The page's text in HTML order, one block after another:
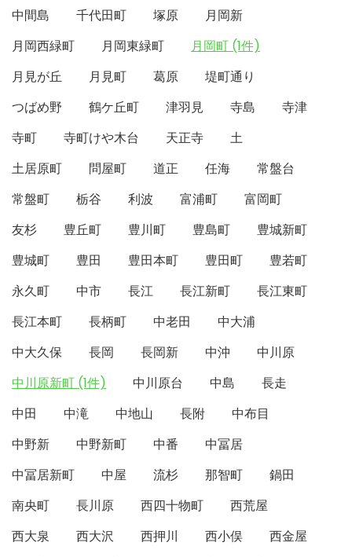
中間島
千代田町 塚原
月岡新
月岡西緑町
月岡東緑町
月岡町 (1件)
月見が丘
月見町 葛原
堤町通り
つばめ野
鶴ケ丘町 津羽見 寺島
寺津
寺町
寺町けや木台 天正寺
土
土居原町
問屋町 道正 任海
常盤台
常盤町
栃谷 利波 富浦町
富岡町
友杉
豊丘町 豊川町 豊島町
豊城新町
豊城町
豊田 豊田本町 豊田町
豊若町
永久町
中市 長江 長江新町
長江東町
長江本町
長柄町 中老田
中大浦
中大久保
長岡 長岡新 中沖
中川原
中川原新町 (1件)
中川原台 中島
長走
中田
中滝 中地山 長附
中布目
中野新
中野新町 中番
中冨居
中冨居新町
中屋 流杉 那智町
鍋田
南央町
長川原 西四十物町
西荒屋
西大泉
西大沢 西押川 西小俣
西金屋